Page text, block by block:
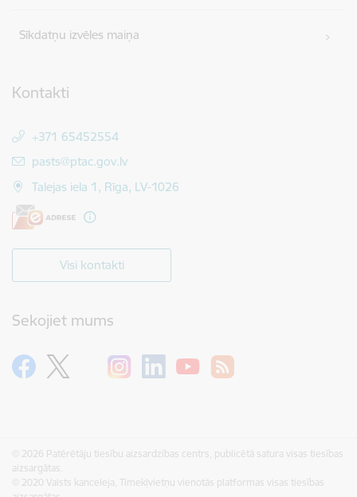
Sīkdatņu izvēles maiņa
Kontakti
+371 65452554
E-pasts:
pasts@ptac.gov.lv
Talejas iela 1, Rīga, LV-1026
Visi kontakti
Sekojiet mums
© 2026 Patērētāju tiesību aizsardzības centrs, publicētā satura visas tiesības
aizsargātas.
© 2020 Valsts kanceleja, Tīmekļvietņu vienotās platformas visas tiesības